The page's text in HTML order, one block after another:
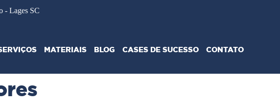
- Lages SC
MATERIAIS BLOG CASES DE SUCESSO CONTATO